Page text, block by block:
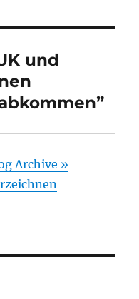
und
Archive »